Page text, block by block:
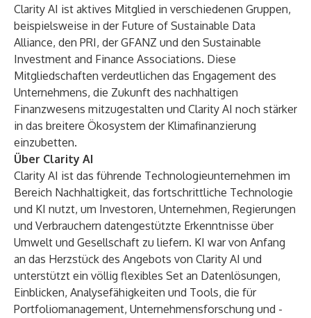
Clarity AI ist aktives Mitglied in verschiedenen Gruppen,
beispielsweise in der Future of Sustainable Data
Alliance, den PRI, der GFANZ und den Sustainable
Investment and Finance Associations. Diese
Mitgliedschaften verdeutlichen das Engagement des
Unternehmens, die Zukunft des nachhaltigen
Finanzwesens mitzugestalten und Clarity AI noch stärker
in das breitere Ökosystem der Klimafinanzierung
einzubetten.
Über Clarity AI
Clarity AI ist das führende Technologieunternehmen im
Bereich Nachhaltigkeit, das fortschrittliche Technologie
und KI nutzt, um Investoren, Unternehmen, Regierungen
und Verbrauchern datengestützte Erkenntnisse über
Umwelt und Gesellschaft zu liefern. KI war von Anfang
an das Herzstück des Angebots von Clarity AI und
unterstützt ein völlig flexibles Set an Datenlösungen,
Einblicken, Analysefähigkeiten und Tools, die für
Portfoliomanagement, Unternehmensforschung und -